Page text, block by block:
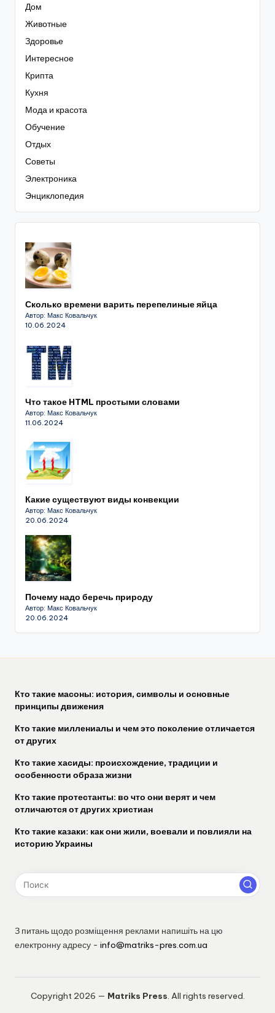
Дом
Животные
Здоровье
Интересное
Крипта
Кухня
Мода и красота
Обучение
Отдых
Советы
Электроника
Энциклопедия
Сколько времени варить перепелиные яйца
Автор: Макс Ковальчук
10.06.2024
Что такое HTML простыми словами
Автор: Макс Ковальчук
11.06.2024
Какие существуют виды конвекции
Автор: Макс Ковальчук
20.06.2024
Почему надо беречь природу
Автор: Макс Ковальчук
20.06.2024
Кто такие масоны: история, символы и основные
принципы движения
Кто такие миллениалы и чем это поколение отличается
от других
Кто такие хасиды: происхождение, традиции и
особенности образа жизни
Кто такие протестанты: во что они верят и чем
отличаются от других христиан
Кто такие казаки: как они жили, воевали и повлияли на
историю Украины
З питань щодо розміщення реклами напишіть на цю
електронну адресу - info@matriks-pres.com.ua
Copyright 2026 — Matriks Press. All rights reserved.